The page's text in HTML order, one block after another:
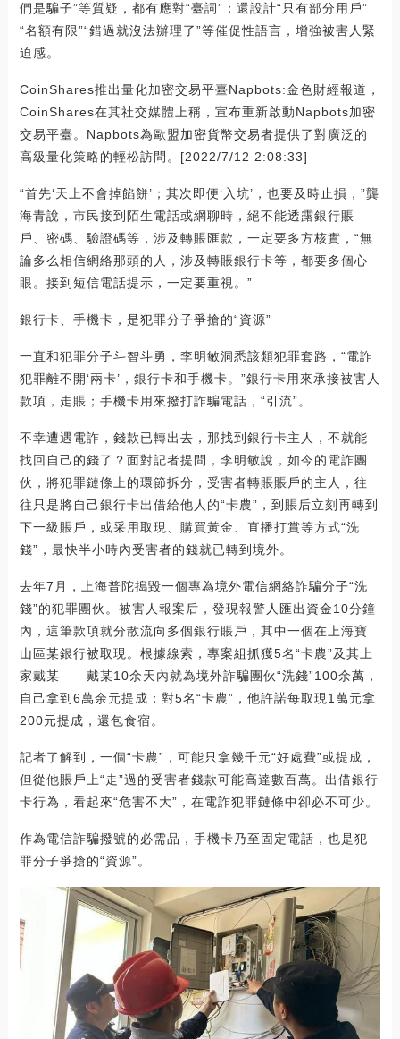
們是騙子”等質疑，都有應對“臺詞”；還設計“只有部分用戶”
“名額有限”“錯過就沒法辦理了”等催促性語言，增強被害人緊
迫感。
CoinShares推出量化加密交易平臺Napbots:金色財經報道，
CoinShares在其社交媒體上稱，宣布重新啟動Napbots加密
交易平臺。Napbots為歐盟加密貨幣交易者提供了對廣泛的
高級量化策略的輕松訪問。[2022/7/12 2:08:33]
“首先‘天上不會掉餡餅’；其次即便‘入坑’，也要及時止損，”龔
海青說，市民接到陌生電話或網聊時，絕不能透露銀行賬
戶、密碼、驗證碼等，涉及轉賬匯款，一定要多方核實，“無
論多么相信網絡那頭的人，涉及轉賬銀行卡等，都要多個心
眼。接到短信電話提示，一定要重視。”
銀行卡、手機卡，是犯罪分子爭搶的“資源”
一直和犯罪分子斗智斗勇，李明敏洞悉該類犯罪套路，“電詐
犯罪離不開‘兩卡’，銀行卡和手機卡。”銀行卡用來承接被害人
款項，走賬；手機卡用來撥打詐騙電話，“引流”。
不幸遭遇電詐，錢款已轉出去，那找到銀行卡主人，不就能
找回自己的錢了？面對記者提問，李明敏說，如今的電詐團
伙，將犯罪鏈條上的環節拆分，受害者轉賬賬戶的主人，往
往只是將自己銀行卡出借給他人的“卡農”，到賬后立刻再轉到
下一級賬戶，或采用取現、購買黃金、直播打賞等方式“洗
錢”，最快半小時內受害者的錢就已轉到境外。
去年7月，上海普陀搗毀一個專為境外電信網絡詐騙分子“洗
錢”的犯罪團伙。被害人報案后，發現報警人匯出資金10分鐘
內，這筆款項就分散流向多個銀行賬戶，其中一個在上海寶
山區某銀行被取現。根據線索，專案組抓獲5名“卡農”及其上
家戴某——戴某10余天內就為境外詐騙團伙“洗錢”100余萬，
自己拿到6萬余元提成；對5名“卡農”，他許諾每取現1萬元拿
200元提成，還包食宿。
記者了解到，一個“卡農”，可能只拿幾千元“好處費”或提成，
但從他賬戶上“走”過的受害者錢款可能高達數百萬。出借銀行
卡行為，看起來“危害不大”，在電詐犯罪鏈條中卻必不可少。
作為電信詐騙撥號的必需品，手機卡乃至固定電話，也是犯
罪分子爭搶的“資源”。